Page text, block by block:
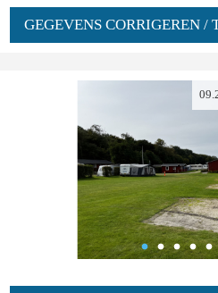
GEGEVENS CORRIGEREN /